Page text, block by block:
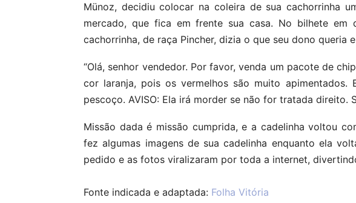
Münoz, decidiu colocar na coleira de sua cachorrinha
mercado, que fica em frente sua casa. No bilhete
cachorrinha, de raça Pincher, dizia o que seu dono queria
“Olá, senhor vendedor. Por favor, venda um pacote de
cor laranja, pois os vermelhos são muito apimentados.
pescoço. AVISO: Ela irá morder se não for tratada direito.
Missão dada é missão cumprida, e a cadelinha voltou
fez algumas imagens de sua cadelinha enquanto ela
pedido e as fotos viralizaram por toda a internet,
Fonte indicada e adaptada: Folha Vitória